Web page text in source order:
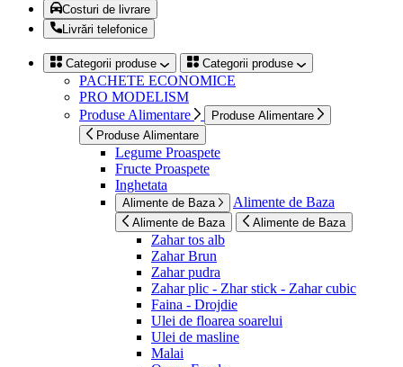
Costuri de livrare
Livrări telefonice
Categorii produse Categorii produse
PACHETE ECONOMICE
PRO MODELISM
Produse Alimentare
Produse Alimentare
Produse Alimentare
Legume Proaspete
Fructe Proaspete
Inghetata
Alimente de Baza Alimente de Baza
Alimente de Baza Alimente de Baza
Zahar tos alb
Zahar Brun
Zahar pudra
Zahar plic - Zhar stick - Zahar cubic
Faina - Drojdie
Ulei de floarea soarelui
Ulei de masline
Malai